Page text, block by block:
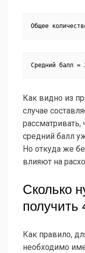
Общее
Средний балл
Как видно из
случае
рассматривать,
средний балл
Но откуда же
влияют на
Сколько
получить
Как правило,
необходимо